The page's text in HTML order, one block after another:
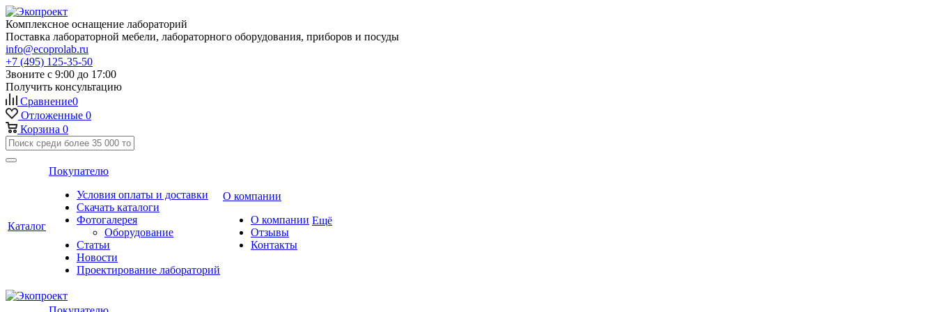
Комплексное оснащение лабораторий
Поставка лабораторной мебели, лабораторного оборудования, приборов и посуды
info@ecoprolab.ru
+7 (495) 125-35-50
Звоните с 9:00 до 17:00
Получить консультацию
Сравнение0
Отложенные 0
Корзина 0
Каталог
Покупателю
Условия оплаты и доставки
Скачать каталоги
Фотогалерея
Оборудование
Статьи
Новости
Проектирование лабораторий
О компании
О компании
Отзывы
Контакты
Ещё